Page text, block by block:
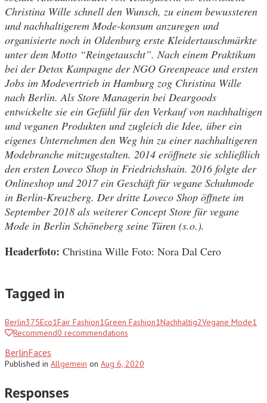
Christina Wille schnell den Wunsch, zu einem bewussteren
und nachhaltigerem Mode-konsum anzuregen und
organisierte noch in Oldenburg erste Kleidertauschmärkte
unter dem Motto “Reingetauscht”. Nach einem Praktikum
bei der Detox Kampagne der NGO Greenpeace und ersten
Jobs im Modevertrieb in Hamburg zog Christina Wille
nach Berlin. Als Store Managerin bei Deargoods
entwickelte sie ein Gefühl für den Verkauf von nachhaltigen
und veganen Produkten und zugleich die Idee, über ein
eigenes Unternehmen den Weg hin zu einer nachhaltigeren
Modebranche mitzugestalten. 2014 eröffnete sie schließlich
den ersten Loveco Shop in Friedrichshain. 2016 folgte der
Onlineshop und 2017 ein Geschäft für vegane Schuhmode
in Berlin-Kreuzberg. Der dritte Loveco Shop öffnete im
September 2018 als weiterer Concept Store für vegane
Mode in Berlin Schöneberg seine Türen (s.o.).
Headerfoto: Christina Wille Foto: Nora Dal Cero
Tagged in
Berlin375Eco1Fair Fashion1Green Fashion1Nachhaltig2Vegane Mode1
Recommend0 recommendations
BerlinFaces
Published in Allgemein on Aug 6, 2020
Responses